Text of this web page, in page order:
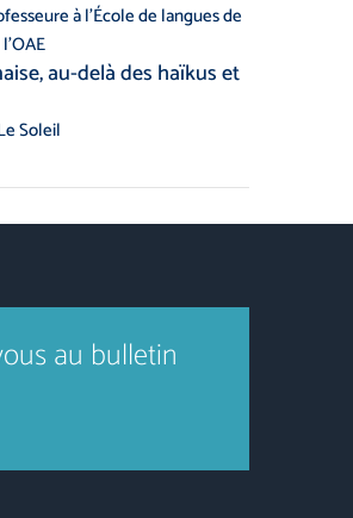
à l’École de langues de
au-delà des haïkus et
Soleil
au bulletin